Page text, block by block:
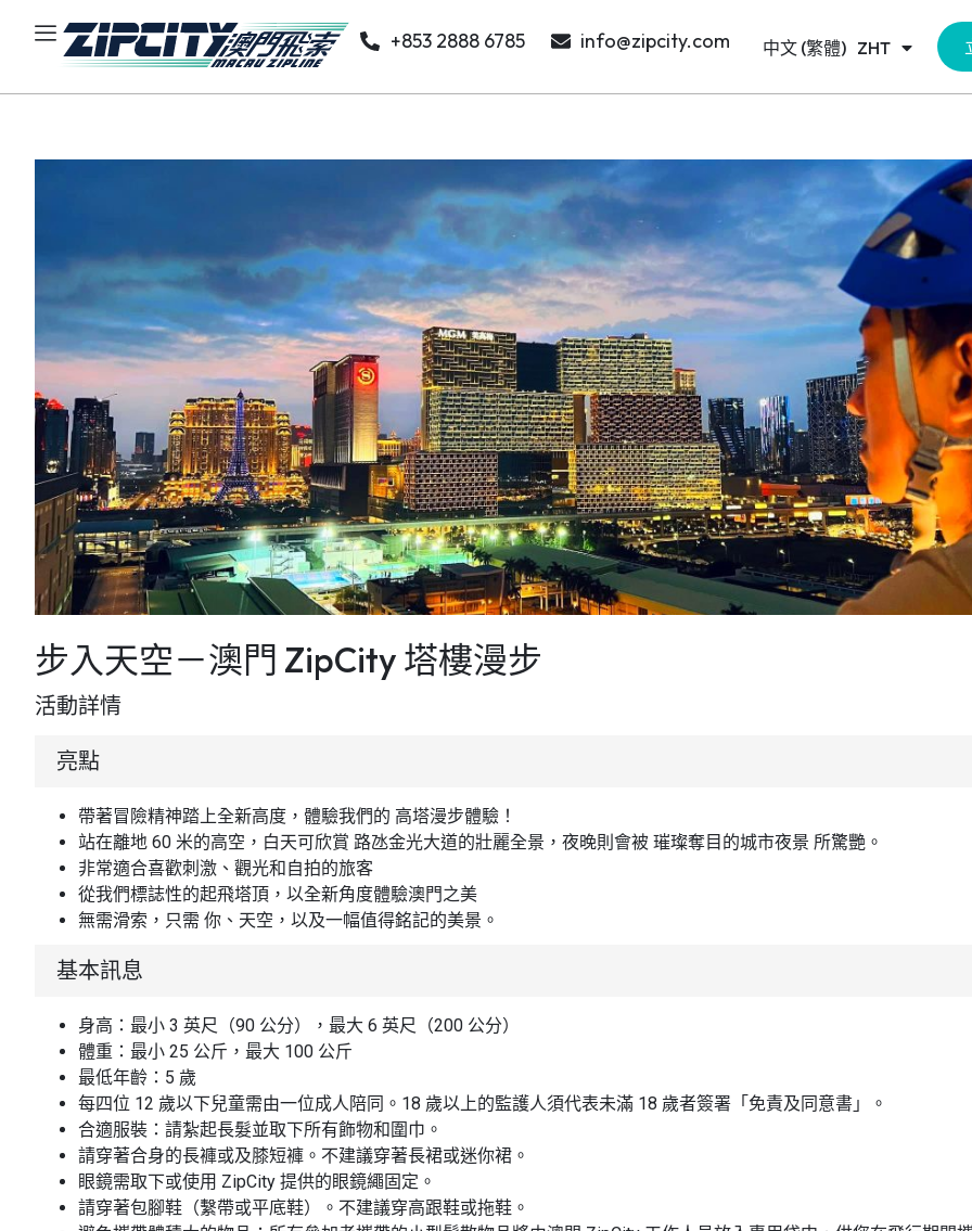
+853 2888 6785 info@zipcity.com 中文 (繁體) ZHT
한국어 KO
步入天空－澳門 ZipCity 塔樓漫步
活動詳情
亮點
帶著冒險精神踏上全新高度，體驗我們的 高塔漫步體驗！
站在離地 60 米的高空，白天可欣賞 路氹金光大道的壯麗全景，夜晚則會被 璀璨奪目的城市夜景 所驚艷。
非常適合喜歡刺激、觀光和自拍的旅客
從我們標誌性的起飛塔頂，以全新角度體驗澳門之美
無需滑索，只需 你、天空，以及一幅值得銘記的美景。
基本訊息
身高：最小 3 英尺（90 公分），最大 6 英尺（200 公分）
體重：最小 25 公斤，最大 100 公斤
最低年齡：5 歲
每四位 12 歲以下兒童需由一位成人陪同。18 歲以上的監護人須代表未滿 18 歲者簽署「免責及同意書」。
合適服裝：請紮起長髮並取下所有飾物和圍巾。
請穿著合身的長褲或及膝短褲。不建議穿著長裙或迷你裙。
眼鏡需取下或使用 ZipCity 提供的眼鏡繩固定。
請穿著包腳鞋（繫帶或平底鞋）。不建議穿高跟鞋或拖鞋。